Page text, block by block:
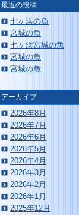
最近の投稿
七ヶ浜の魚
宮城の魚
七ヶ浜宮城の魚
宮城の魚
宮城の魚
アーカイブ
2026年8月
2026年7月
2026年6月
2026年5月
2026年4月
2026年3月
2026年2月
2026年1月
2025年12月